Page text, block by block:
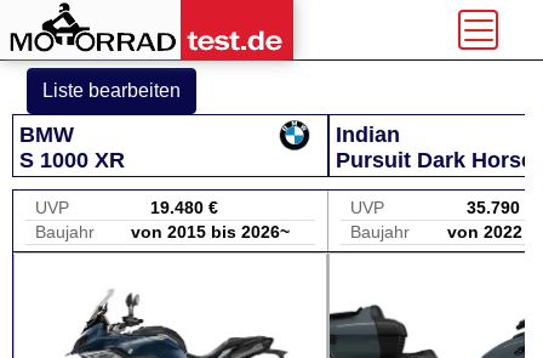
Liste bearbeiten
BMW
S 1000 XR
Indian
Pursuit Dark Horse
UVP
19.480 €
Baujahr
von 2015 bis 2026~
UVP
35.790 €
Baujahr
von 2022